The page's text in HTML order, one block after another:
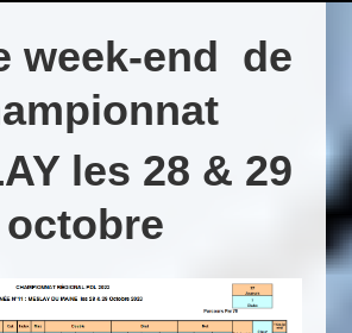
week-end de
les 28 & 29
octobre